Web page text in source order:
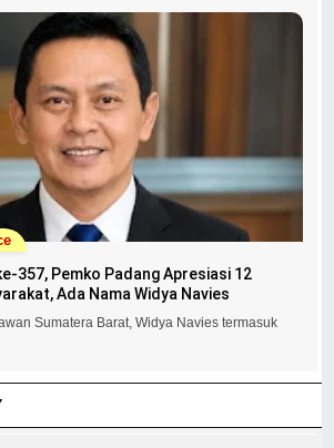
357, Pemko Padang Apresiasi 12
Ada Nama Widya Navies
Sumatera Barat, Widya Navies termasuk